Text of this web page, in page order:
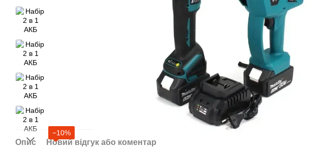
−10%
Опис Новий відгук або коментар